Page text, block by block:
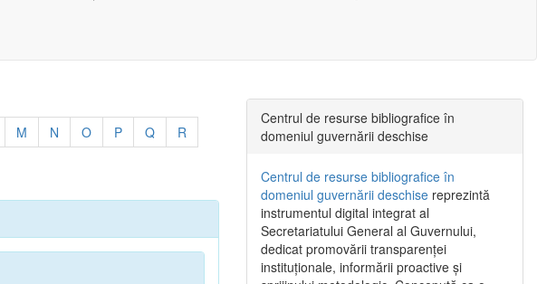
M N O P Q
R
Centrul de resurse bibliografice în
domeniul guvernării deschise
Centrul de resurse bibliografice în
domeniul guvernării deschise reprezintă
instrumentul digital integrat al
Secretariatului General al Guvernului,
dedicat promovării transparenței
instituționale, informării proactive și